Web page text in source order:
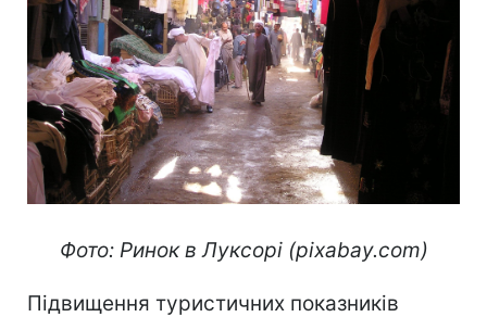
Фото: Ринок в Луксорі (pixabay.com)
Підвищення туристичних показників